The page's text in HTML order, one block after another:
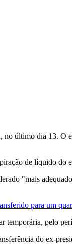
último dia 13. O
de líquido do
"mais
para um
pelo
do ex-